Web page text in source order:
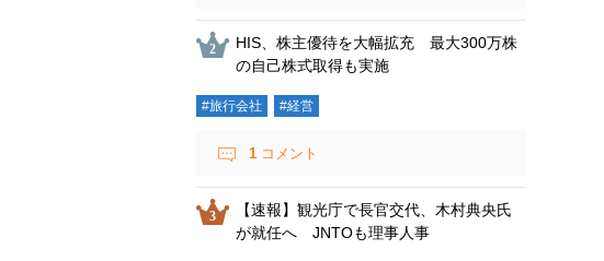
HIS、株主優待を大幅拡充 最大300万株
の自己株式取得も実施
#旅行会社 #経営
1 コメント
【速報】観光庁で長官交代、木村典央氏
が就任へ JNTOも理事人事